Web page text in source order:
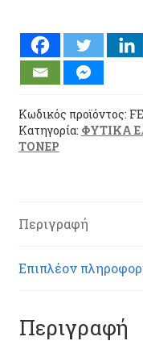
CASTOR
OIL
AVOCADO
OIL
(FE101)
Κωδικός προϊόντος:
Κατηγορία: ΦΥΤΙΚΑ
ΤΟΝΕΡ
Περιγραφή
Επιπλέον
Περιγραφή